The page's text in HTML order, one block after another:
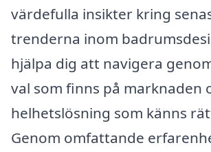
värdefulla insikter kring
trenderna inom
hjälpa dig att navigera
val som finns på marknaden
helhetslösning som känns
Genom omfattande